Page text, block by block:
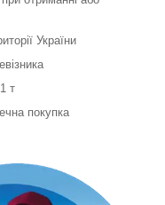
України
т
покупка